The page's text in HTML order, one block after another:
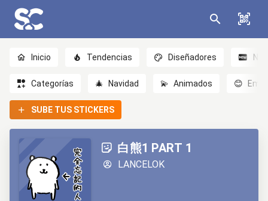
Inicio Tendencias Diseñadores
Categorías 🎄 Navidad 💫 Animados 😊
SUBE TUS STICKERS
白熊1 PART 1
LANCELOK